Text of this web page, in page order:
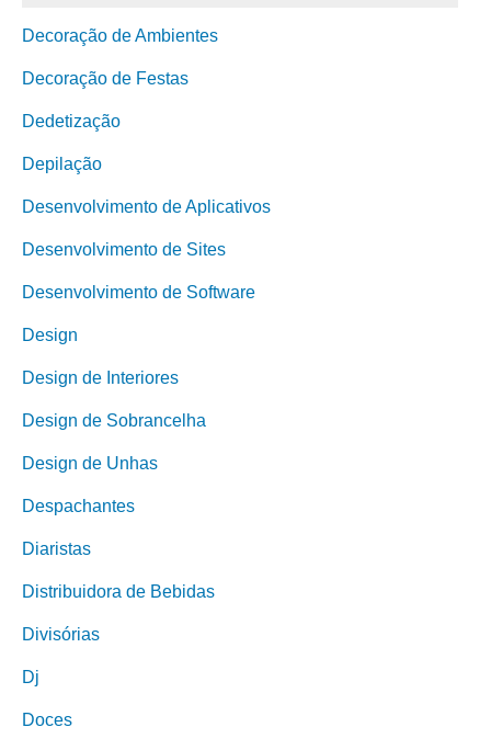
Decoração de Ambientes
Decoração de Festas
Dedetização
Depilação
Desenvolvimento de Aplicativos
Desenvolvimento de Sites
Desenvolvimento de Software
Design
Design de Interiores
Design de Sobrancelha
Design de Unhas
Despachantes
Diaristas
Distribuidora de Bebidas
Divisórias
Dj
Doces